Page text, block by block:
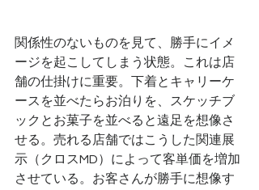
関係性のないものを見て、勝手にイメ
ージを起こしてしまう状態。これは店
舗の仕掛けに重要。下着とキャリーケ
ースを並べたらお泊りを、スケッチブ
ックとお菓子を並べると遠足を想像さ
せる。売れる店舗ではこうした関連展
示（クロスMD）によって客単価を増加
させている。お客さんが勝手に想像す